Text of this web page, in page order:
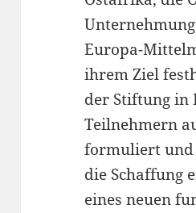
Europa-
ihrem Ziel
der Stiftung in
Teilnehmern
formuliert und
die Schaffung
eines neuen